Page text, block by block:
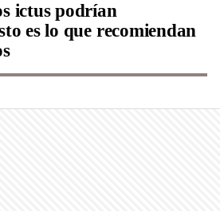
ictus podrían
es lo que recomiendan